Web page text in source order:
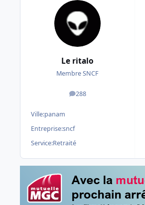
Le ritalo
Membre SNCF
288
messages
Ville:panam
Entreprise:sncf
Service:Retraité